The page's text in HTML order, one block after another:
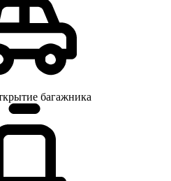
багажника